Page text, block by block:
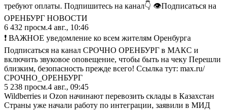
требуют оплаты. Подпишитесь на канал👇 👁Подписаться на
ОРЕНБУРГ НОВОСТИ
6 432 просм.4 авг., 10:46
❗️ ВАЖНОЕ уведомление ко всем жителям Оренбурга
Подписаться на канал СРОЧНО ОРЕНБУРГ в МАКС и
включить звуковое оповещение, чтобы быть на чеку Перешли
близким, безопасность прежде всего! Ссылка тут: max.ru/
СРОЧНО_ОРЕНБУРГ
5 238 просм.4 авг., 09:45
Wildberries и Ozon начинают перевозить склады в Казахстан
Страны уже начали работу по интеграции, заявили в МИД